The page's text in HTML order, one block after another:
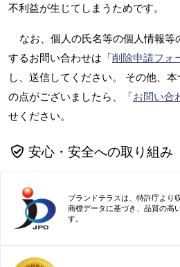
不利益が生じてしまうためです。
なお、個人の氏名等の個人情報
するお問い合わせは「削除申請フォ
し、送信してください。 その他、
の点がございましたら、「お問い合
せください。
安心・安全への取り組み
ブランドテラスは、特許庁より
商標データに基づき、品質の高
す。